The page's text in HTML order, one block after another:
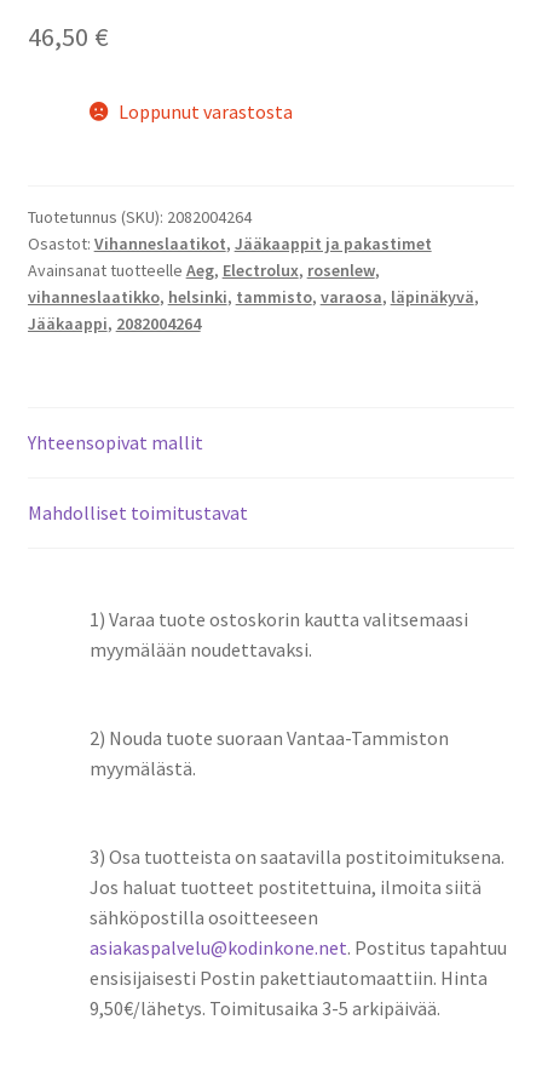
46,50 €
Loppunut varastosta
Tuotetunnus (SKU): 2082004264
Osastot: Vihanneslaatikot, Jääkaappit ja pakastimet
Avainsanat tuotteelle Aeg, Electrolux, rosenlew,
vihanneslaatikko, helsinki, tammisto, varaosa, läpinäkyvä,
Jääkaappi, 2082004264
Yhteensopivat mallit
Mahdolliset toimitustavat
1) Varaa tuote ostoskorin kautta valitsemaasi
myymälään noudettavaksi.
2) Nouda tuote suoraan Vantaa-Tammiston
myymälästä.
3) Osa tuotteista on saatavilla postitoimituksena.
Jos haluat tuotteet postitettuina, ilmoita siitä
sähköpostilla osoitteeseen
asiakaspalvelu@kodinkone.net. Postitus tapahtuu
ensisijaisesti Postin pakettiautomaattiin. Hinta
9,50€/lähetys. Toimitusaika 3-5 arkipäivää.